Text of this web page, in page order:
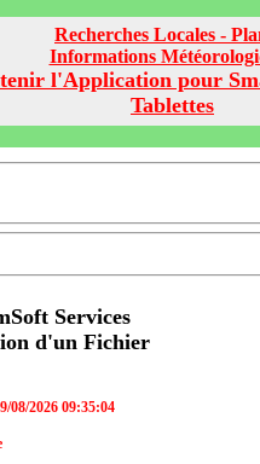
Recherches Locales -
Informations
l'Application pour
Tablettes
Services
d'un Fichier
08/2026 09:35:04